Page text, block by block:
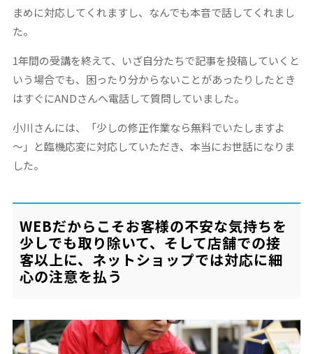
まめに対応してくれますし、なんでも本音で話してくれまし
た。
1年間の受講を終えて、いざ自分たちで記事を投稿していくと
いう場合でも、困ったり分からないことがあったりしたとき
はすぐにANDさんへ電話して質問していました。
小川さんには、「少しの修正作業なら無料でいたしますよ
～」と臨機応変に対応していただき、本当にお世話になりま
した。
WEBだからこそお客様の不安な気持ちを
少しでも取り除いて、そして店舗での接
客以上に、ネットショップでは対応に細
心の注意を払う